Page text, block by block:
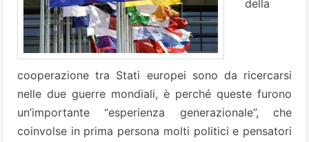
della
cooperazione tra Stati europei sono da ricercarsi
nelle due guerre mondiali, è perché queste furono
un’importante “esperienza generazionale”, che
coinvolse in prima persona molti politici e pensatori